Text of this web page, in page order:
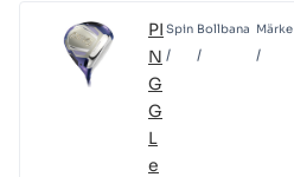
PI
N
G
G
L
e
Spin
/
Bollbana
/
Märke
/